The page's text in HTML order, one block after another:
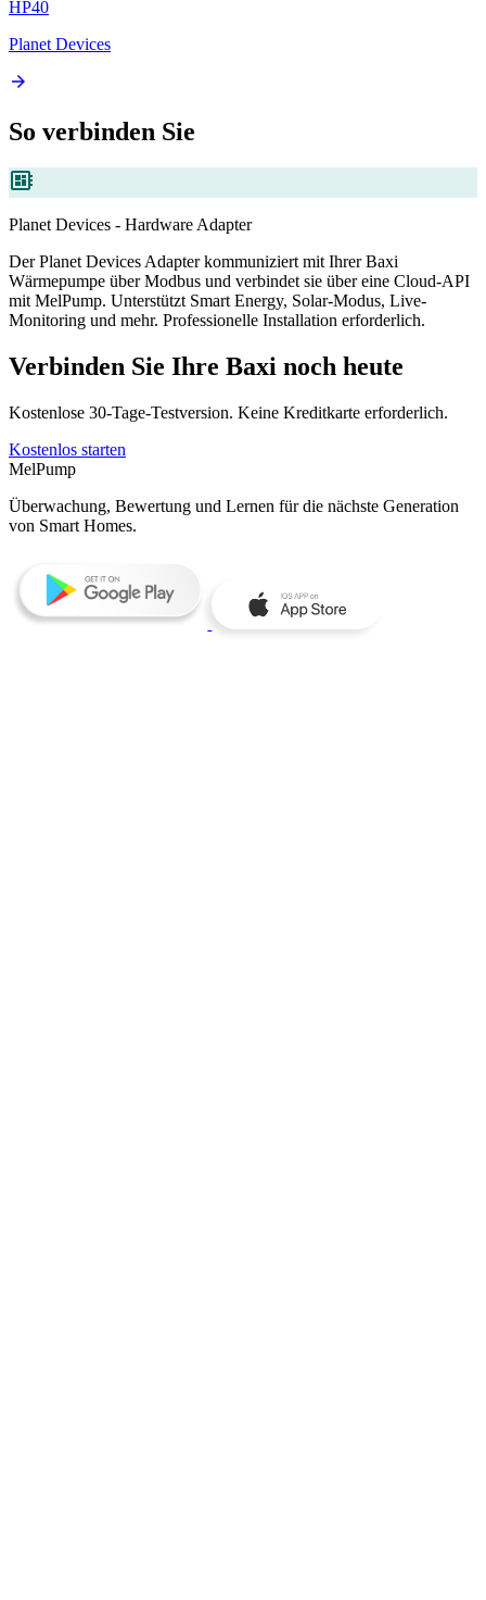
HP40
Planet Devices
arrow_forward
So verbinden Sie
developer_board
Planet Devices - Hardware Adapter
Der Planet Devices Adapter kommuniziert mit Ihrer Baxi
Wärmepumpe über Modbus und verbindet sie über eine Cloud-API
mit MelPump. Unterstützt Smart Energy, Solar-Modus, Live-
Monitoring und mehr. Professionelle Installation erforderlich.
Verbinden Sie Ihre Baxi noch heute
Kostenlose 30‑Tage‑Testversion. Keine Kreditkarte erforderlich.
Kostenlos starten
MelPump
Überwachung, Bewertung und Lernen für die nächste Generation
von Smart Homes.